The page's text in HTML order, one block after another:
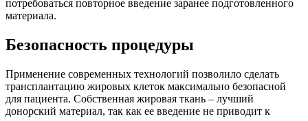
потребоваться повторное введение заранее подготовленного
материала.
Безопасность процедуры
Применение современных технологий позволило сделать
трансплантацию жировых клеток максимально безопасной
для пациента. Собственная жировая ткань – лучший
донорский материал, так как ее введение не приводит к